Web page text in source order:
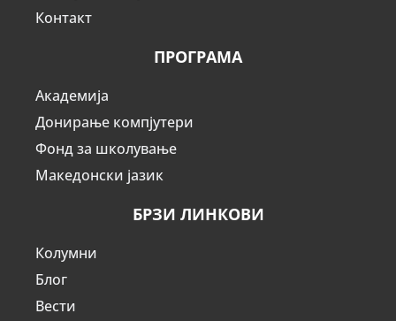
Контакт
ПРОГРАМА
Академија
Донирање компјутери
Фонд за школување
Македонски јазик
БРЗИ ЛИНКОВИ
Колумни
Блог
Вести